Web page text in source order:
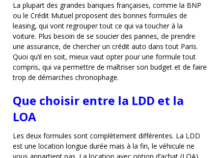
La plupart des grandes banques françaises, comme la BNP
ou le Crédit Mutuel proposent des bonnes formules de
leasing, qui vont regrouper tout ce qui va toucher à la
voiture. Plus besoin de se soucier des pannes, de prendre
une assurance, de chercher un crédit auto dans tout Paris.
Quoi qu’il en soit, mieux vaut opter pour une formule tout
compris, qui va permettre de maîtriser son budget et de faire
trop de démarches chronophage.
Que choisir entre la LDD et la
LOA
Les deux formules sont complètement différentes. La LDD
est une location longue durée mais à la fin, le véhicule ne